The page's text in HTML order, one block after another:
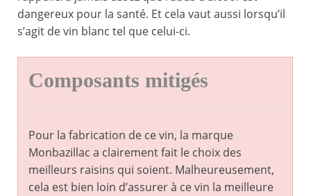
dangereux pour la santé. Et cela vaut aussi lorsqu’il
s’agit de vin blanc tel que celui-ci.
Composants mitigés
Pour la fabrication de ce vin, la marque
Monbazillac a clairement fait le choix des
meilleurs raisins qui soient. Malheureusement,
cela est bien loin d’assurer à ce vin la meilleure